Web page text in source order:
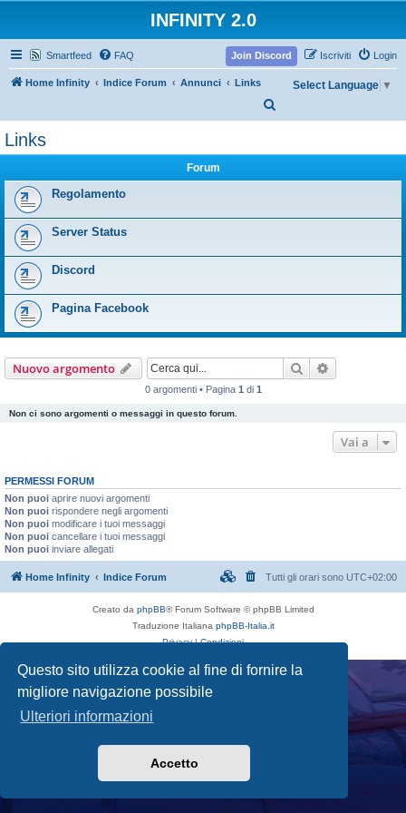
Questo sito utilizza cookie al fine di fornire la
migliore navigazione possibile
Ulteriori informazioni
Accetto
INFINITY 2.0
Smartfeed FAQ Login
Iscriviti
Join Discord
Home Infinity Indice Forum Annunci Links Select Language ▼
Links
Forum
Regolamento
Server Status
Discord
Pagina Facebook
Nuovo argomento Cerca
0 argomenti • Pagina 1 di 1
Non ci sono argomenti o messaggi in questo forum.
Vai a
PERMESSI FORUM
Non puoi aprire nuovi argomenti
Non puoi rispondere negli argomenti
Non puoi modificare i tuoi messaggi
Non puoi cancellare i tuoi messaggi
Non puoi inviare allegati
Home Infinity Indice Forum Tutti gli orari sono UTC+02:00
Creato da phpBB® Forum Software © phpBB Limited
Traduzione Italiana phpBB-Italia.it
Privacy|Condizioni